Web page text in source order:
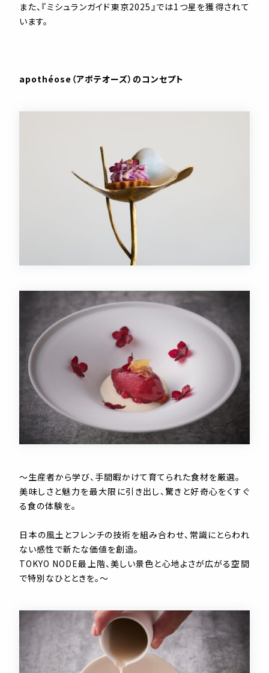
また、『ミシュランガイド東京2025』では1つ星を獲得されて
います。
apothéose（アポテオーズ）のコンセプト
～生産者から学び、手間暇かけて育てられた食材を厳選。
美味しさと魅力を最大限に引き出し、驚きと好奇心をくすぐ
る食の体験を。
日本の風土とフレンチの技術を組み合わせ、常識にとらわれ
ない感性で新たな価値を創造。
TOKYO NODE最上階、美しい景色と心地よさが広がる空間
で特別なひとときを。～